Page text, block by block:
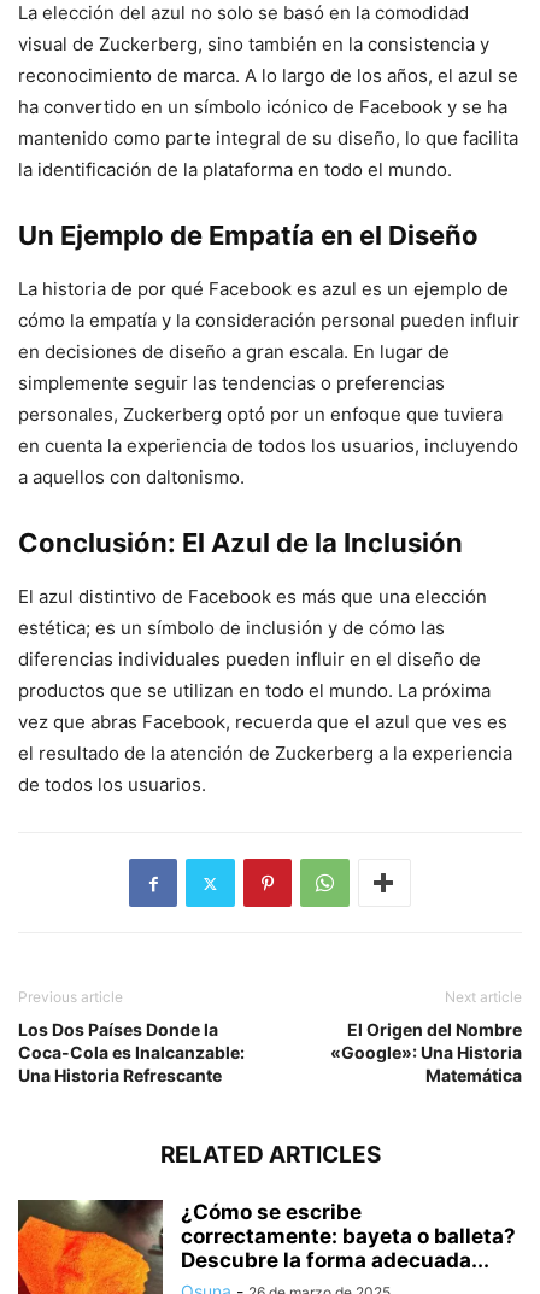
La elección del azul no solo se basó en la comodidad
visual de Zuckerberg, sino también en la consistencia y
reconocimiento de marca. A lo largo de los años, el azul se
ha convertido en un símbolo icónico de Facebook y se ha
mantenido como parte integral de su diseño, lo que facilita
la identificación de la plataforma en todo el mundo.
Un Ejemplo de Empatía en el Diseño
La historia de por qué Facebook es azul es un ejemplo de
cómo la empatía y la consideración personal pueden influir
en decisiones de diseño a gran escala. En lugar de
simplemente seguir las tendencias o preferencias
personales, Zuckerberg optó por un enfoque que tuviera
en cuenta la experiencia de todos los usuarios, incluyendo
a aquellos con daltonismo.
Conclusión: El Azul de la Inclusión
El azul distintivo de Facebook es más que una elección
estética; es un símbolo de inclusión y de cómo las
diferencias individuales pueden influir en el diseño de
productos que se utilizan en todo el mundo. La próxima
vez que abras Facebook, recuerda que el azul que ves es
el resultado de la atención de Zuckerberg a la experiencia
de todos los usuarios.
Previous article
Los Dos Países Donde la
Coca-Cola es Inalcanzable:
Una Historia Refrescante
Next article
El Origen del Nombre
«Google»: Una Historia
Matemática
RELATED ARTICLES
¿Cómo se escribe
correctamente: bayeta o balleta?
Descubre la forma adecuada...